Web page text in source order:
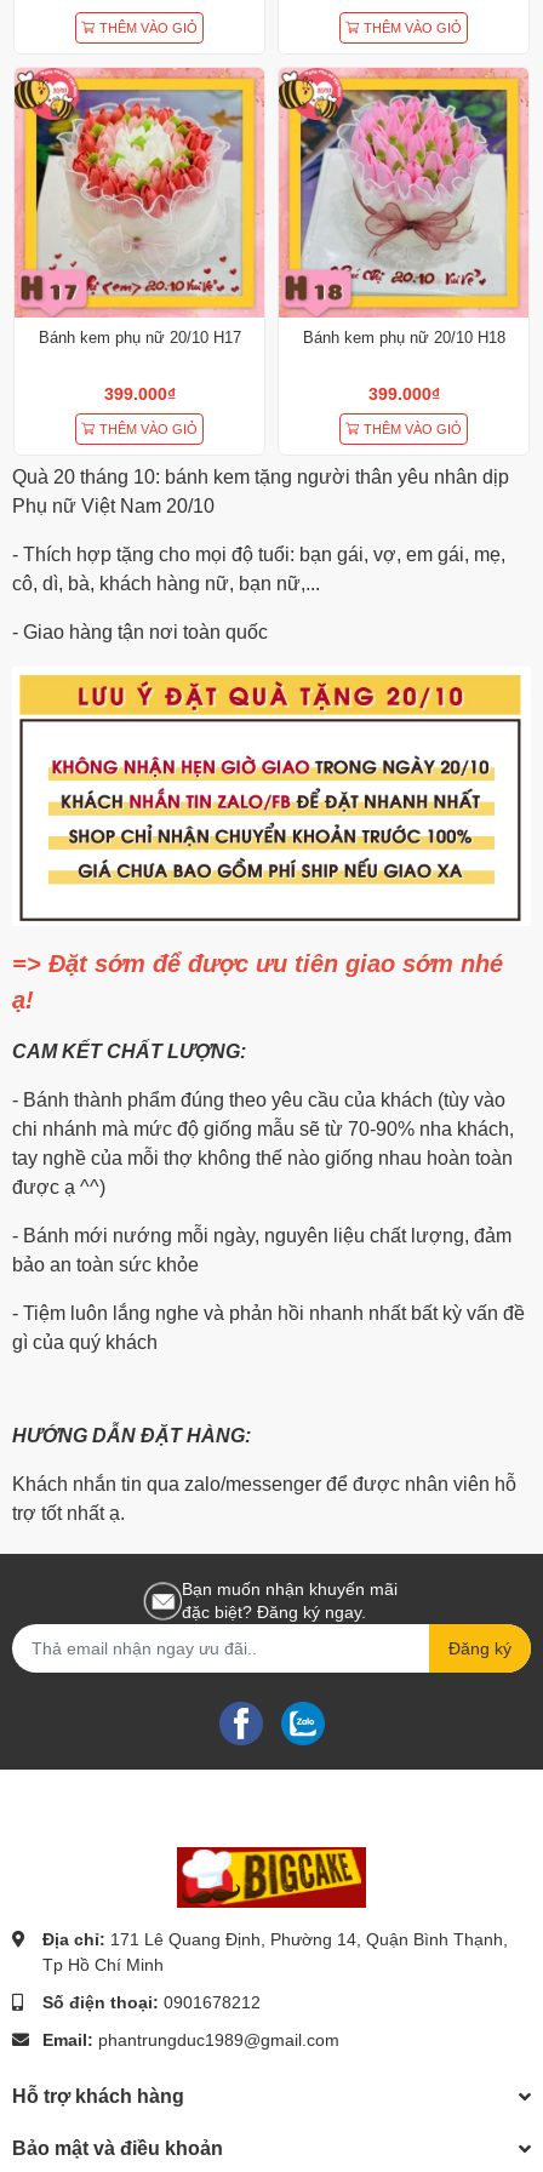
THÊM VÀO GIỎ THÊM VÀO GIỎ
Bánh kem phụ nữ 20/10 H17
399.000₫
THÊM VÀO GIỎ
Bánh kem phụ nữ 20/10 H18
399.000₫
THÊM VÀO GIỎ
Quà 20 tháng 10: bánh kem tặng người thân yêu nhân dịp
Phụ nữ Việt Nam 20/10
- Thích hợp tặng cho mọi độ tuổi: bạn gái, vợ, em gái, mẹ,
cô, dì, bà, khách hàng nữ, bạn nữ,...
- Giao hàng tận nơi toàn quốc
=> Đặt sớm để được ưu tiên giao sớm nhé
ạ!
CAM KẾT CHẤT LƯỢNG:
- Bánh thành phẩm đúng theo yêu cầu của khách (tùy vào
chi nhánh mà mức độ giống mẫu sẽ từ 70-90% nha khách,
tay nghề của mỗi thợ không thế nào giống nhau hoàn toàn
được ạ ^^)
- Bánh mới nướng mỗi ngày, nguyên liệu chất lượng, đảm
bảo an toàn sức khỏe
- Tiệm luôn lắng nghe và phản hồi nhanh nhất bất kỳ vấn đề
gì của quý khách
HƯỚNG DẪN ĐẶT HÀNG:
Khách nhắn tin qua zalo/messenger để được nhân viên hỗ
trợ tốt nhất ạ.
Bạn muốn nhận khuyến mãi
đặc biệt? Đăng ký ngay.
Đăng ký
Địa chỉ: 171 Lê Quang Định, Phường 14, Quận Bình Thạnh,
Tp Hồ Chí Minh
Số điện thoại: 0901678212
Email: phantrungduc1989@gmail.com
Hỗ trợ khách hàng
Bảo mật và điều khoản